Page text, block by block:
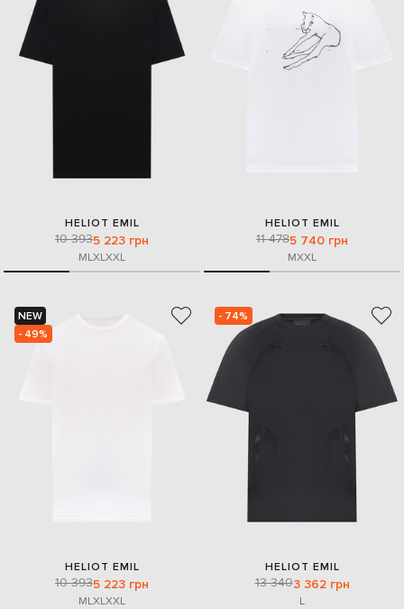
HELIOT EMIL
10 3935 223 грн
MLXLXXL
HELIOT EMIL
11 4785 740 грн
MXXL
NEW
- 49%
HELIOT EMIL
10 3935 223 грн
MLXLXXL
- 74%
HELIOT EMIL
13 3403 362 грн
L